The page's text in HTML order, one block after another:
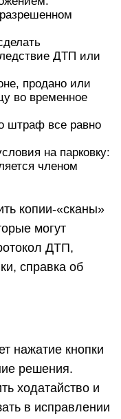
ДТП или
продано или
во временное
штраф все равно
на парковку:
членом
копии-«сканы»
могут
ДТП,
справка об
нажатие кнопки
решения.
ходатайство и
в исправлении